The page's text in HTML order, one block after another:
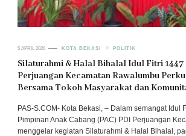
5 APRIL 2026 KOTA BEKASI POLITIK
Silaturahmi & Halal Bihalal Idul Fitri 1447
Perjuangan Kecamatan Rawalumbu
Bersama Tokoh Masyarakat dan
PAS-S.COM- Kota Bekasi, – Dalam semangat Idul
Pimpinan Anak Cabang (PAC) PDI Perjuangan
menggelar kegiatan Silaturahmi & Halal Bihalal,